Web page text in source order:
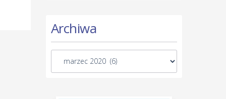
Archiwa